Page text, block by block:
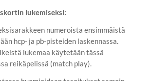
lukemiseksi:
numeroista ensimmäistä
hcp- ja pb-pisteiden laskennassa.
lukemaa käytetään tässä
reikäpelissä (match play).